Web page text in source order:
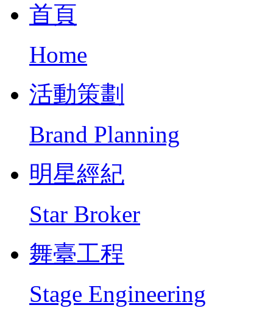
首頁
Home
活動策劃
Brand Planning
明星經紀
Star Broker
舞臺工程
Stage Engineering